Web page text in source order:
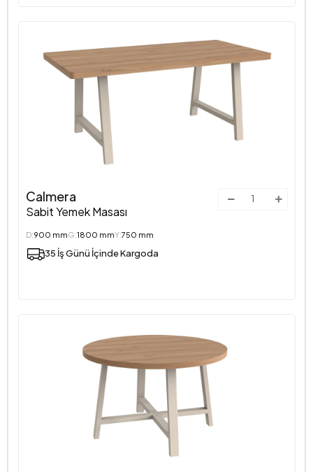
Calmera
Sabit Yemek Masası
D:900 mmG:1800 mmY:750 mm
35 İş Günü İçinde Kargoda